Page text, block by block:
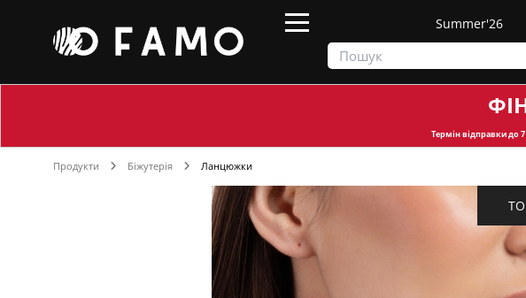
Summer'26
Термін відправкидо
Продукти Біжутерія Ланцюжки